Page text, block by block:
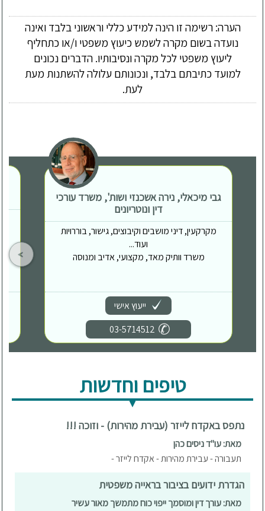
הערה: רשימה זו הינה למידע כללי וראשוני בלבד ואינה
נועדה בשום מקרה לשמש כיעוץ משפטי ו/או כתחליף
ליעוץ משפטי לכל מקרה ונסיבותיו. הדברים נכונים
למועד כתיבתם בלבד, ונכונותם עלולה להשתנות מעת
לעת.
גבי מיכאלי, נירה אשכנזי ושות', משרד עורכי
דין ונוטריונים
מקרקעין, דיני מושבים וקיבוצים, גישור, בוררויות
ועוד...
משרד וותיק מאד, מקצועי, אדיב ומנוסה
ייעוץ אישי
03-5714512
טיפים וחדשות
נתפס באקדח לייזר (עבירת מהירות) - וזוכה !!!
מאת: עו"ד ניסים כהן
תעבורה - עבירת מהירות - אקדח לייזר -
הגדרת ידועים בציבור בראייה משפטית
מאת: עורך דין ומוסמך ייפוי כוח מתמשך מאור עשיר